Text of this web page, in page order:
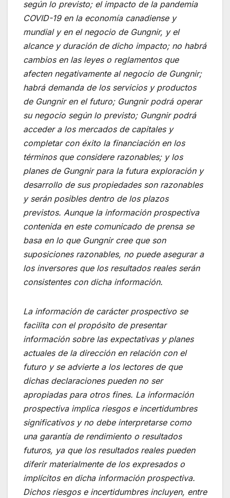
según lo previsto; el impacto de la pandemia
COVID-19 en la economía canadiense y
mundial y en el negocio de Gungnir, y el
alcance y duración de dicho impacto; no habrá
cambios en las leyes o reglamentos que
afecten negativamente al negocio de Gungnir;
habrá demanda de los servicios y productos
de Gungnir en el futuro; Gungnir podrá operar
su negocio según lo previsto; Gungnir podrá
acceder a los mercados de capitales y
completar con éxito la financiación en los
términos que considere razonables; y los
planes de Gungnir para la futura exploración y
desarrollo de sus propiedades son razonables
y serán posibles dentro de los plazos
previstos. Aunque la información prospectiva
contenida en este comunicado de prensa se
basa en lo que Gungnir cree que son
suposiciones razonables, no puede asegurar a
los inversores que los resultados reales serán
consistentes con dicha información.
La información de carácter prospectivo se
facilita con el propósito de presentar
información sobre las expectativas y planes
actuales de la dirección en relación con el
futuro y se advierte a los lectores de que
dichas declaraciones pueden no ser
apropiadas para otros fines. La información
prospectiva implica riesgos e incertidumbres
significativos y no debe interpretarse como
una garantía de rendimiento o resultados
futuros, ya que los resultados reales pueden
diferir materialmente de los expresados o
implícitos en dicha información prospectiva.
Dichos riesgos e incertidumbres incluyen, entre